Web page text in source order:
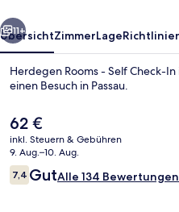
Weiter
11+
ÜbersichtZimmerLage
Herdegen Rooms - Self Check-
einen Besuch in Passau.
Der
aktuelle
Preis
beträgt
62 €.
62 €
inkl. Steuern & Gebühren
9. Aug.–10. Aug.
Bewertungen
7,47,4 von 10.
GutAlle 134